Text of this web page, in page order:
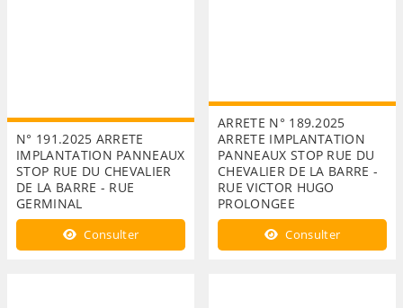
N° 191.2025 ARRETE
IMPLANTATION PANNEAUX
STOP RUE DU CHEVALIER
DE LA BARRE - RUE
GERMINAL
Consulter
ARRETE N° 189.2025
ARRETE IMPLANTATION
PANNEAUX STOP RUE DU
CHEVALIER DE LA BARRE -
RUE VICTOR HUGO
PROLONGEE
Consulter